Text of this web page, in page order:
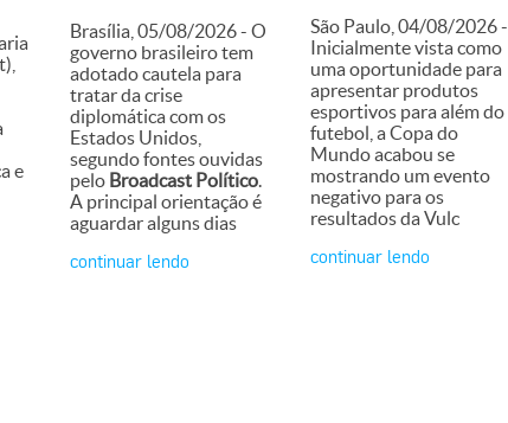
e
Brasília, 05/08/2026 - O
governo brasileiro tem
adotado cautela para
tratar da crise
diplomática com os
Estados Unidos,
segundo fontes ouvidas
pelo Broadcast Político
A principal orientação é
aguardar alguns dias
continuar lendo
São Paulo, 04/08/2026 -
Inicialmente vista como
uma oportunidade para
apresentar produtos
esportivos para além do
futebol, a Copa do
Mundo acabou se
mostrando um evento
negativo para os
resultados da Vulc
continuar lendo